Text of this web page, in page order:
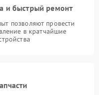
и быстрый ремонт
позволяют провести
в кратчайшие